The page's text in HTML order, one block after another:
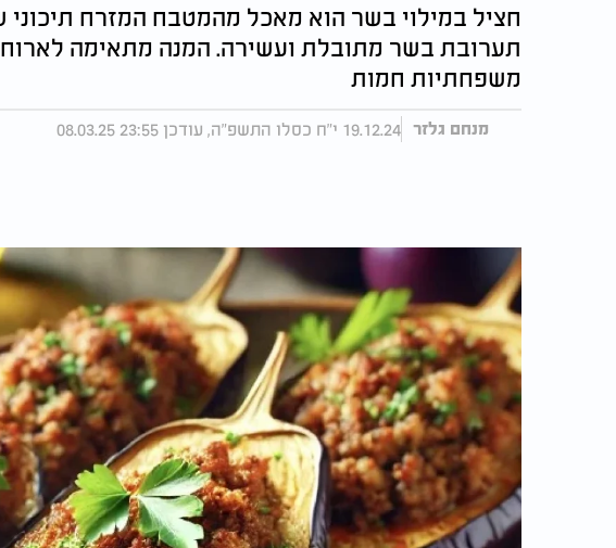
חציל במילוי בשר הוא מאכל מהמטבח המזרח
תערובת בשר מתובלת ועשירה. המנה מתאימה
משפחתיות חמות
מנחם גלזר 19.12.24 י"ח כסלו התשפ"ה, עודכן 23:55 08.03.25